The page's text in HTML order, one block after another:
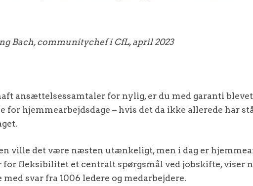
Bach, communitychef i CfL, april 2023
ansættelsessamtaler for nylig, er du med garanti
for hjemmearbejdsdage – hvis det da ikke allerede har
ville det være næsten utænkeligt, men i dag er
for fleksibilitet et centralt spørgsmål ved jobskifte, viser
med svar fra 1006 ledere og medarbejdere.